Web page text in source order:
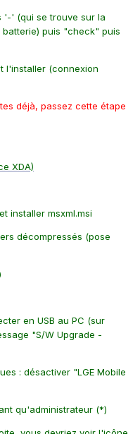
'-' (qui se trouve sur la
puis "check" puis
l'installer (connexion
déjà, passez cette étape
XDA)
installer msxml.msi
décompressés (pose
en USB au PC (sur
"S/W Upgrade -
: désactiver "LGE Mobile
qu'administrateur (*)